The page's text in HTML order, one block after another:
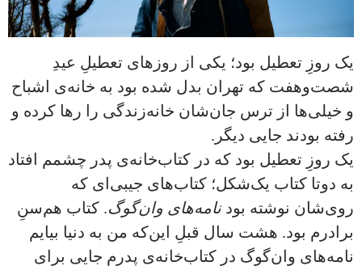
یک روزِ تعطیل بود؛ یکی از روزهای تعطیلِ عیدِ
شصت‌وهفت که تهران بدل شده بود به خانه‌ی اشباح
و خیلی‌ها از ترس جان‌شان خانه‌زندگی را رها کرده و
رفته بودند جایی دیگر.
یک روزِ تعطیل بود که در کتاب‌خانه‌ی پدر چشمم افتاد
به دوتا کتاب یک‌شکل؛ کتاب‌‌های جیبی‌ای که
روی‌شان نوشته بود نامه‌های وان‌گوگ. کتاب هم‌سنِ
برادرم بود. هشت سال قبلِ این‌که من به دنیا بیایم
نامه‌های وان‌گوگ در کتاب‌خانه‌ی پدرم جایی برای